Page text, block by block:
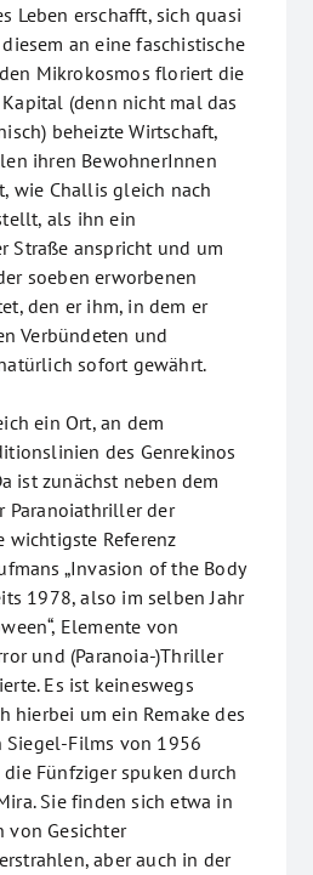
Leben erschafft, sich quasi
an eine faschistische
Mikrokosmos floriert die
(denn nicht mal das
beheizte Wirtschaft,
ihren BewohnerInnen
wie Challis gleich nach
als ihn ein
Straße anspricht und um
soeben erworbenen
den er ihm, in dem er
Verbündeten und
sofort gewährt.
ein Ort, an dem
des Genrekinos
ist zunächst neben dem
Paranoiathriller der
wichtigste Referenz
„Invasion of the Body
1978, also im selben Jahr
Elemente von
und (Paranoia-)Thriller
Es ist keineswegs
hierbei um ein Remake des
Films von 1956
Fünfziger spuken durch
Sie finden sich etwa in
von Gesichter
aber auch in der